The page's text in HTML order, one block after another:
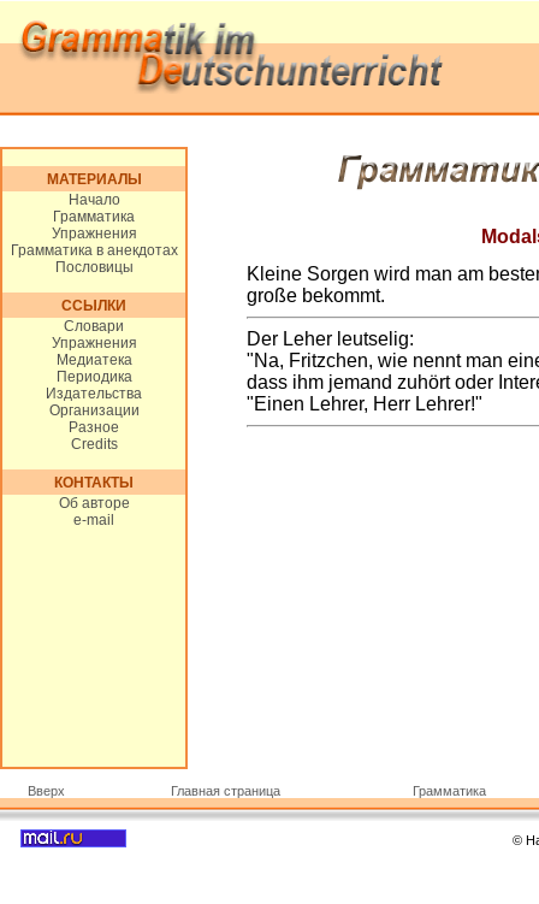
МАТЕРИАЛЫ
Начало
Грамматика
Упражнения
Грамматика в анекдотах
Пословицы
ССЫЛКИ
Словари
Упражнения
Медиатека
Периодика
Издательства
Организации
Разное
Credits
КОНТАКТЫ
Об авторе
e-mail
Kleine Sorgen wird man am
große bekommt.
Der Leher leutselig:
"Na, Fritzchen, wie nennt man
dass ihm jemand zuhört oder
"Einen Lehrer, Herr Lehrer!"
Вверх Главная страница Грамматика
©